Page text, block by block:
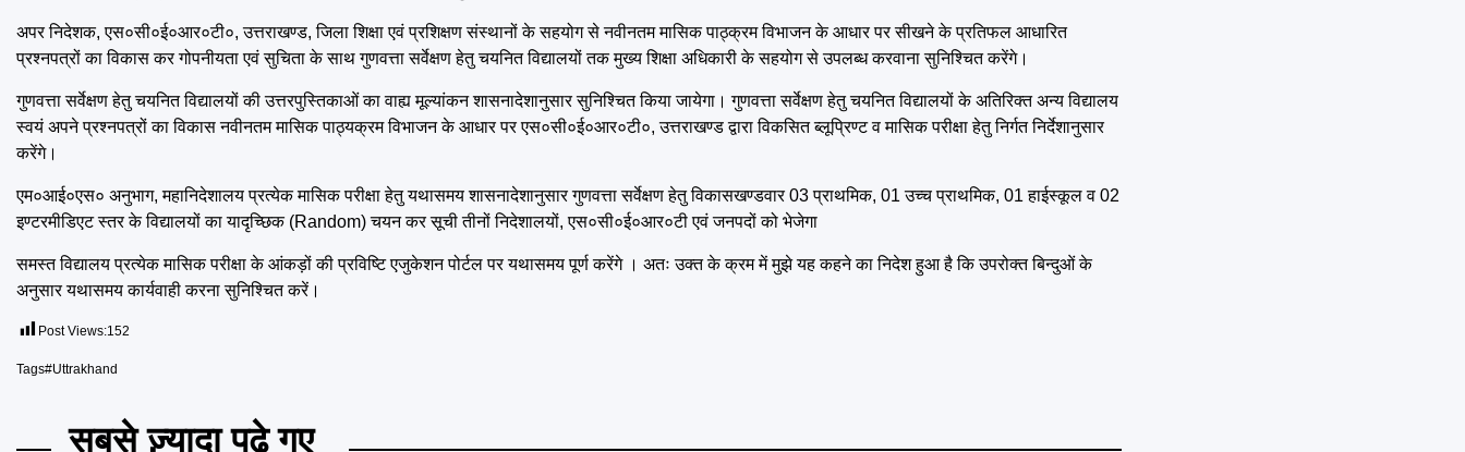
अपर निदेशक, एस०सी०ई०आर०टी०, उत्तराखण्ड, जिला शिक्षा एवं प्रशिक्षण संस्थानों के सहयोग से नवीनतम मासिक पाठ्क्रम विभाजन के आधार पर सीखने के प्रतिफल आधारित
प्रश्नपत्रों का विकास कर गोपनीयता एवं सुचिता के साथ गुणवत्ता सर्वेक्षण हेतु चयनित विद्यालयों तक मुख्य शिक्षा अधिकारी के सहयोग से उपलब्ध करवाना सुनिश्चित करेंगे।
गुणवत्ता सर्वेक्षण हेतु चयनित विद्यालयों की उत्तरपुस्तिकाओं का वाह्य मूल्यांकन शासनादेशानुसार सुनिश्चित किया जायेगा। गुणवत्ता सर्वेक्षण हेतु चयनित विद्यालयों के अतिरिक्त अन्य विद्यालय
स्वयं अपने प्रश्नपत्रों का विकास नवीनतम मासिक पाठ्यक्रम विभाजन के आधार पर एस०सी०ई०आर०टी०, उत्तराखण्ड द्वारा विकसित ब्लूप्रिण्ट व मासिक परीक्षा हेतु निर्गत निर्देशानुसार
करेंगे।
एम०आई०एस० अनुभाग, महानिदेशालय प्रत्येक मासिक परीक्षा हेतु यथासमय शासनादेशानुसार गुणवत्ता सर्वेक्षण हेतु विकासखण्डवार 03 प्राथमिक, 01 उच्च प्राथमिक, 01 हाईस्कूल व 02
इण्टरमीडिएट स्तर के विद्यालयों का यादृच्छिक (Random) चयन कर सूची तीनों निदेशालयों, एस०सी०ई०आर०टी एवं जनपदों को भेजेगा
समस्त विद्यालय प्रत्येक मासिक परीक्षा के आंकड़ों की प्रविष्टि एजुकेशन पोर्टल पर यथासमय पूर्ण करेंगे । अतः उक्त के क्रम में मुझे यह कहने का निदेश हुआ है कि उपरोक्त बिन्दुओं के
अनुसार यथासमय कार्यवाही करना सुनिश्चित करें।
Post Views:152
Tags#Uttrakhand
सबसे ज़्यादा पढ़े गए